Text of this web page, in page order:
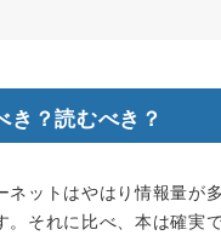
き？読むべき？
ネットはやはり情報量が
。それに比べ、本は確実